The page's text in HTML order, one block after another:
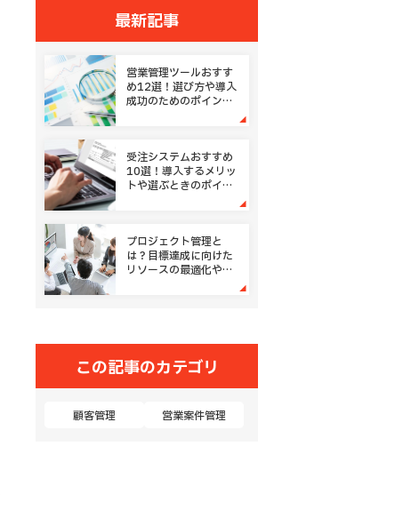
最新記事
営業管理ツールおすす
め12選！選び方や導入
成功のためのポイント
受注システムおすすめ
10選！導入するメリッ
トや選ぶときのポイン
プロジェクト管理と
は？目標達成に向けた
リソースの最適化や進
この記事のカテゴリ
顧客管理 営業案件管理